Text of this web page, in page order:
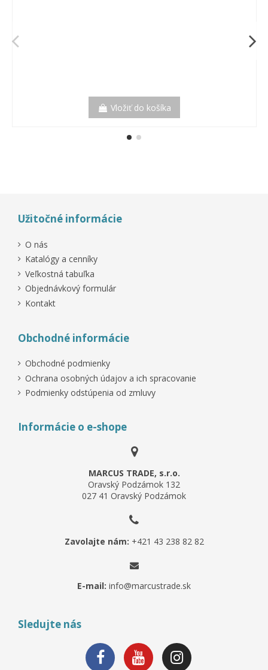
Vložiť do košíka
Užitočné informácie
O nás
Katalógy a cenníky
Veľkostná tabuľka
Objednávkový formulár
Kontakt
Obchodné informácie
Obchodné podmienky
Ochrana osobných údajov a ich spracovanie
Podmienky odstúpenia od zmluvy
Informácie o e-shope
MARCUS TRADE, s.r.o.
Oravský Podzámok 132
027 41 Oravský Podzámok
Zavolajte nám: +421 43 238 82 82
E-mail: info@marcustrade.sk
Sledujte nás